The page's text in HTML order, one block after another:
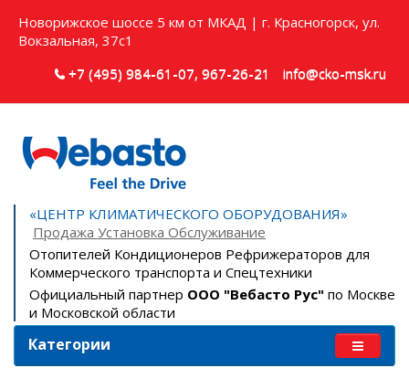
Новорижское шоссе 5 км от МКАД | г. Красногорск, ул.
Вокзальная, 37с1
+7 (495) 984-61-07, 967-26-21
info@cko-msk.ru
«ЦЕНТР КЛИМАТИЧЕСКОГО ОБОРУДОВАНИЯ»
Продажа Установка Обслуживание
Отопителей Кондиционеров Рефрижераторов для
Коммерческого транспорта и Спецтехники
Официальный партнер ООО "Вебасто Рус" по Москве
и Московской области
Категории